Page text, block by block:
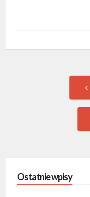
navigation
Ostatnie wpisy